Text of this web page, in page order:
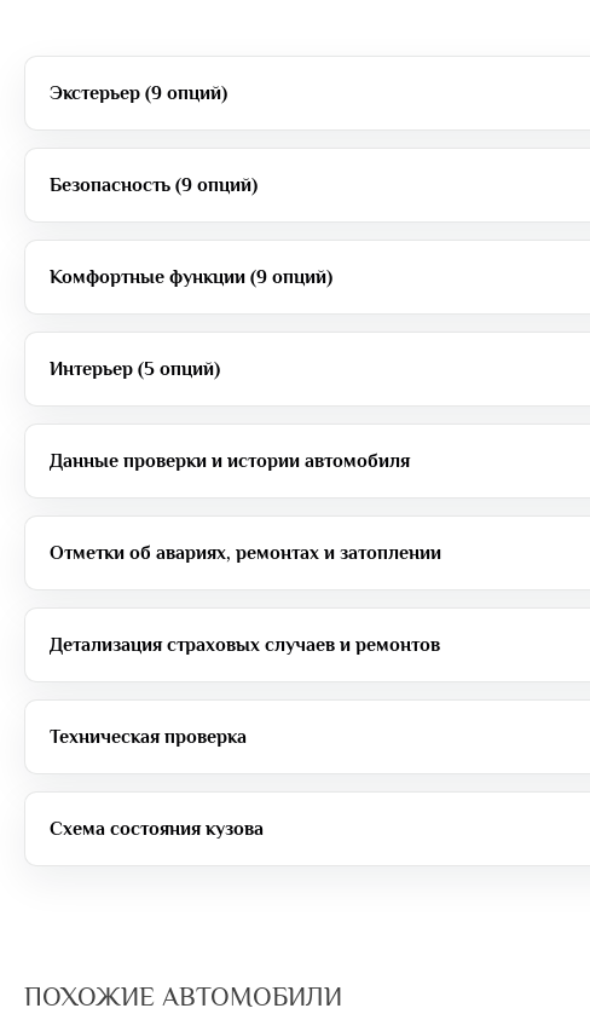
Экстерьер (9 опций)
Безопасность (9 опций)
Комфортные функции (9 опций)
Интерьер (5 опций)
Данные проверки и истории автомобиля
Отметки об авариях, ремонтах и затоплении
Детализация страховых случаев и ремонтов
Техническая проверка
Схема состояния кузова
ПОХОЖИЕ АВТОМОБИЛИ